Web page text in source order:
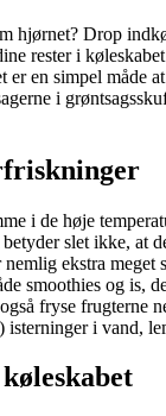
hjørnet? Drop
rester i
er en simpel måde
i
i de høje
slet ikke, at
ekstra meget
smoothies og is,
fryse frugterne
i vand,